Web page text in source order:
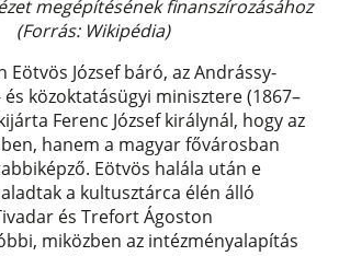
megépítésének finanszírozásához
(Forrás: Wikipédia)
Eötvös József báró, az Andrássy-
közoktatásügyi minisztere (1867–
Ferenc József királynál, hogy az
hanem a magyar fővárosban
Eötvös halála után e
a kultusztárca élén álló
és Trefort Ágoston
miközben az intézményalapítás